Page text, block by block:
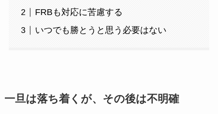
FRBも対応に苦慮する
いつでも勝とうと思う必要はない
一旦は落ち着くが、その後は不明確